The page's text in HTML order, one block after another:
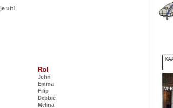
uit!
Rol
John
Emma
Filip
Debbie
Melina